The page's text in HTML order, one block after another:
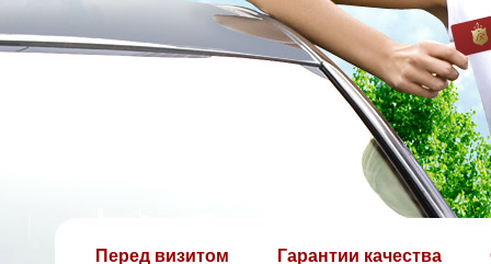
Перед визитом Гарантии качества